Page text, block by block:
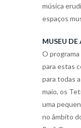
música
espaços
MUSEU DE
O
para estas
para todas
maio, os
uma
no âmbito